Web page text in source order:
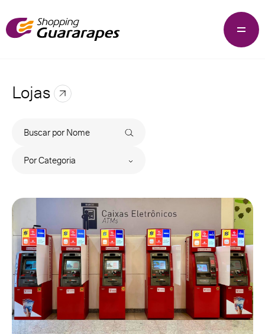
Lojas
Por Categoria